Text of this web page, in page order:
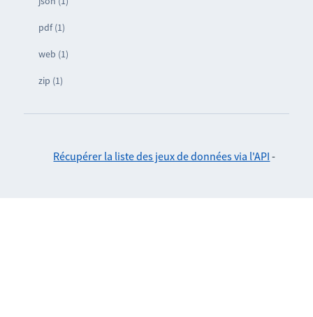
pdf (1)
web (1)
zip (1)
Récupérer la liste des jeux de données via l'API -